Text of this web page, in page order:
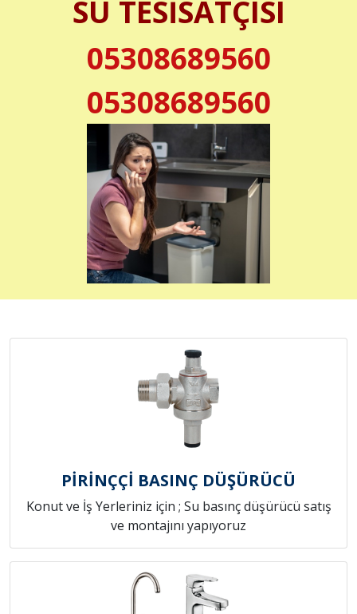
SU TESİSATÇISI
05308689560
05308689560
PİRİNÇÇİ BASINÇ DÜŞÜRÜCÜ
Konut ve İş Yerleriniz için ; Su basınç düşürücü satış
ve montajını yapıyoruz